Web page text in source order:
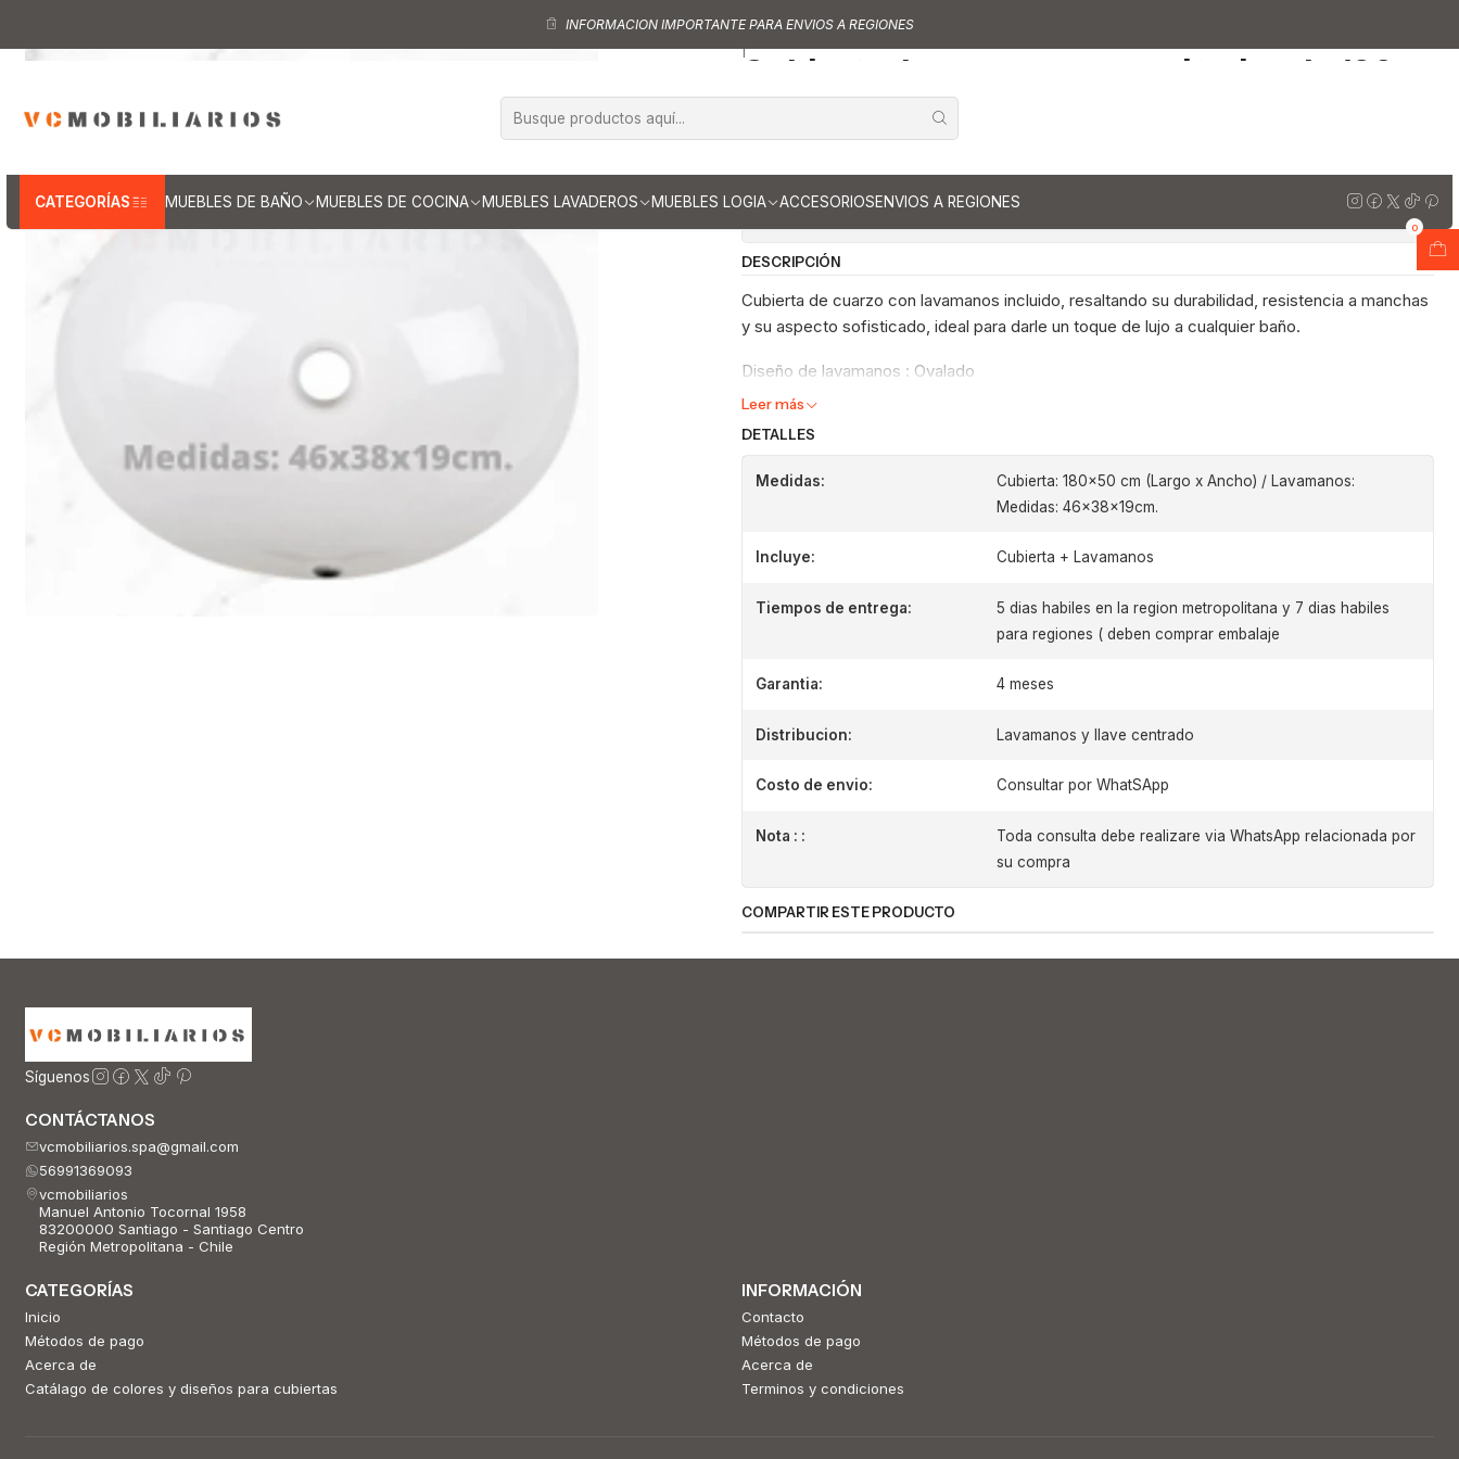
CATEGORÍAS MUEBLES DE BAÑO MUEBLES DE COCINA MUEBLES LAVADEROS MUEBLES LOGIA ACCESORIOSENVIOS A REGIONES
0
INFORMACION IMPORTANTE PARA ENVIOS A REGIONES
Cubiertas para vanitorios Cubiertas para vanitorios de 180 cm
Cubierta de cuarzo para vanitorios de 180 cm / LO / Carrara
|
Cubierta de cuarzo para vanitorios de 180
cm / LO / Carrara
DESCRIPCIÓN
Cubierta de cuarzo con lavamanos incluido, resaltando su durabilidad, resistencia a manchas
y su aspecto sofisticado, ideal para darle un toque de lujo a cualquier baño.
Diseño de lavamanos : Ovalado
Leer más
DETALLES
Medidas:
Cubierta: 180x50 cm (Largo x Ancho) / Lavamanos:
Medidas: 46x38x19cm.
Incluye: Cubierta + Lavamanos
Tiempos de entrega:
5 dias habiles en la region metropolitana y 7 dias habiles
para regiones ( deben comprar embalaje
Garantia: 4 meses
Distribucion: Lavamanos y llave centrado
Costo de envio: Consultar por WhatSApp
Nota : :
Toda consulta debe realizare via WhatsApp relacionada por
su compra
COMPARTIR ESTE PRODUCTO
Síguenos
CONTÁCTANOS
vcmobiliarios.spa@gmail.com
56991369093
vcmobiliarios
Manuel Antonio Tocornal 1958
83200000 Santiago - Santiago Centro
Región Metropolitana - Chile
CATEGORÍAS
Inicio
Métodos de pago
Acerca de
Catálago de colores y diseños para cubiertas
INFORMACIÓN
Contacto
Métodos de pago
Acerca de
Terminos y condiciones